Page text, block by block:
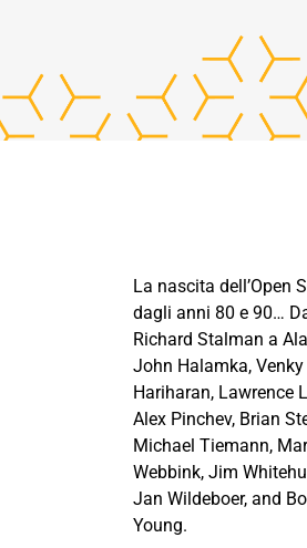
La nascita dell’Open
dagli anni 80 e 90…
Richard Stalman a
John Halamka, Venky
Hariharan, Lawrence
Alex Pinchev, Brian
Michael Tiemann,
Webbink, Jim
Jan Wildeboer, and
Young.